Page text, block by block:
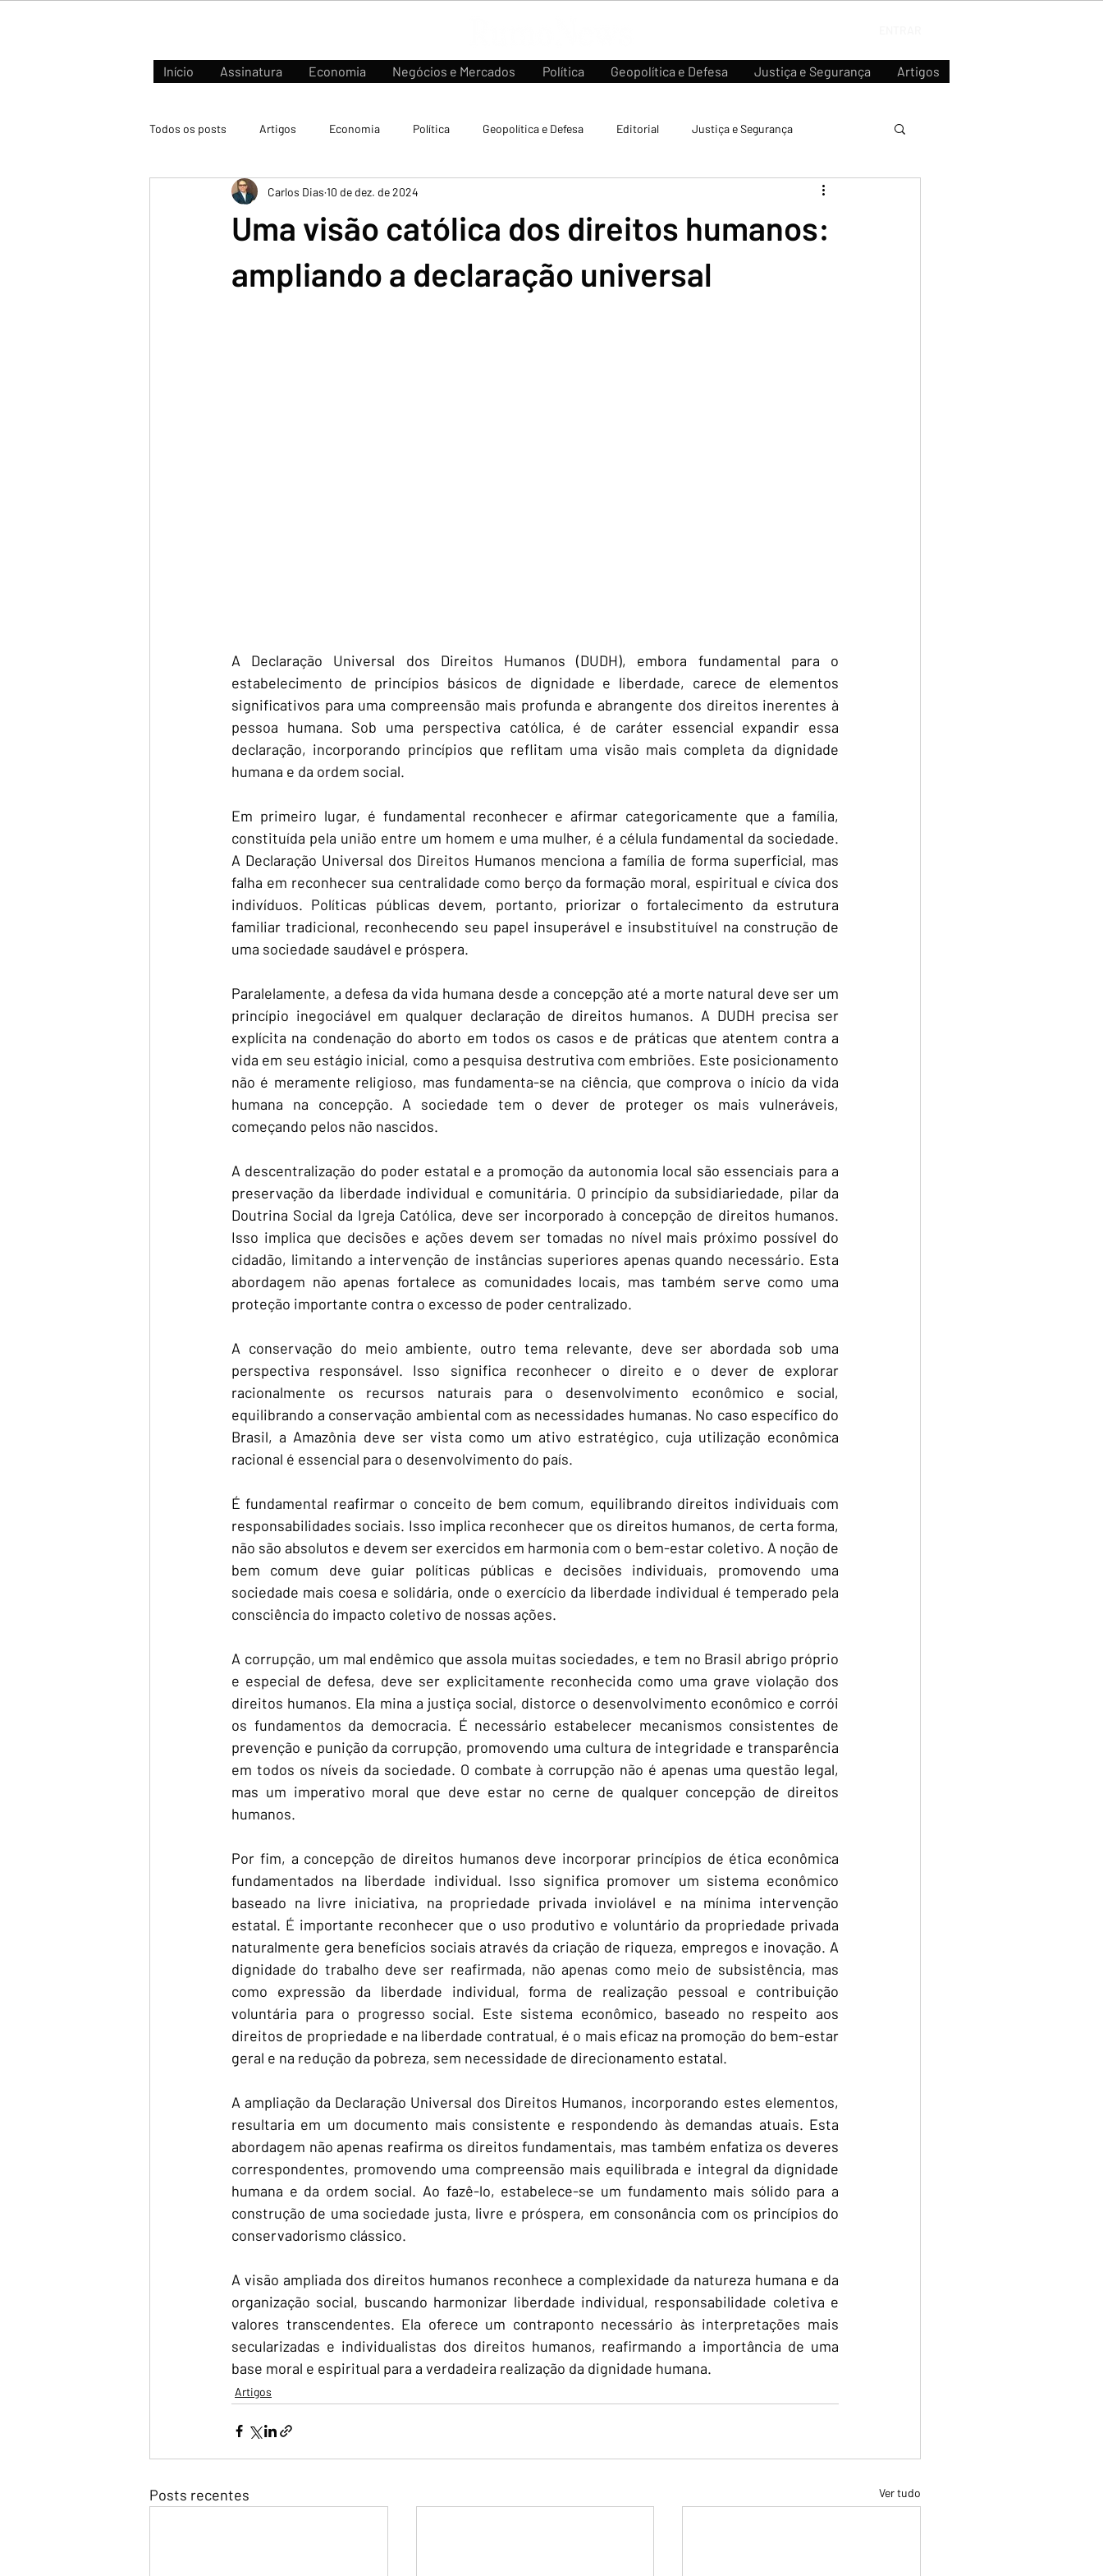
Início Assinatura Economia Negócios e Mercados Política Geopolítica e Defesa Justiça e Segurança Artigos
Todos os posts Artigos Economia Política Geopolítica e Defesa Editorial Justiça e Segurança
Negócios e Mercados
Uma visão católica dos direitos humanos:
ampliando a declaração universal
Carlos Dias 10 de dez. de 2024
A Declaração Universal dos Direitos Humanos (DUDH), embora fundamental para o
estabelecimento de princípios básicos de dignidade e liberdade, carece de elementos
significativos para uma compreensão mais profunda e abrangente dos direitos inerentes à
pessoa humana. Sob uma perspectiva católica, é de caráter essencial expandir essa
declaração, incorporando princípios que reflitam uma visão mais completa da dignidade
humana e da ordem social.
Em primeiro lugar, é fundamental reconhecer e afirmar categoricamente que a família,
constituída pela união entre um homem e uma mulher, é a célula fundamental da sociedade.
A Declaração Universal dos Direitos Humanos menciona a família de forma superficial, mas
falha em reconhecer sua centralidade como berço da formação moral, espiritual e cívica dos
indivíduos. Políticas públicas devem, portanto, priorizar o fortalecimento da estrutura
familiar tradicional, reconhecendo seu papel insuperável e insubstituível na construção de
uma sociedade saudável e próspera.
Paralelamente, a defesa da vida humana desde a concepção até a morte natural deve ser um
princípio inegociável em qualquer declaração de direitos humanos. A DUDH precisa ser
explícita na condenação do aborto em todos os casos e de práticas que atentem contra a
vida em seu estágio inicial, como a pesquisa destrutiva com embriões. Este posicionamento
não é meramente religioso, mas fundamenta-se na ciência, que comprova o início da vida
humana na concepção. A sociedade tem o dever de proteger os mais vulneráveis,
começando pelos não nascidos.
A descentralização do poder estatal e a promoção da autonomia local são essenciais para a
preservação da liberdade individual e comunitária. O princípio da subsidiariedade, pilar da
Doutrina Social da Igreja Católica, deve ser incorporado à concepção de direitos humanos.
Isso implica que decisões e ações devem ser tomadas no nível mais próximo possível do
cidadão, limitando a intervenção de instâncias superiores apenas quando necessário. Esta
abordagem não apenas fortalece as comunidades locais, mas também serve como uma
proteção importante contra o excesso de poder centralizado.
A conservação do meio ambiente, outro tema relevante, deve ser abordada sob uma
perspectiva responsável. Isso significa reconhecer o direito e o dever de explorar
racionalmente os recursos naturais para o desenvolvimento econômico e social,
equilibrando a conservação ambiental com as necessidades humanas. No caso específico do
Brasil, a Amazônia deve ser vista como um ativo estratégico, cuja utilização econômica
racional é essencial para o desenvolvimento do país.
É fundamental reafirmar o conceito de bem comum, equilibrando direitos individuais com
responsabilidades sociais. Isso implica reconhecer que os direitos humanos, de certa forma,
não são absolutos e devem ser exercidos em harmonia com o bem-estar coletivo. A noção de
bem comum deve guiar políticas públicas e decisões individuais, promovendo uma
sociedade mais coesa e solidária, onde o exercício da liberdade individual é temperado pela
consciência do impacto coletivo de nossas ações.
A corrupção, um mal endêmico que assola muitas sociedades, e tem no Brasil abrigo próprio
e especial de defesa, deve ser explicitamente reconhecida como uma grave violação dos
direitos humanos. Ela mina a justiça social, distorce o desenvolvimento econômico e corrói
os fundamentos da democracia. É necessário estabelecer mecanismos consistentes de
prevenção e punição da corrupção, promovendo uma cultura de integridade e transparência
em todos os níveis da sociedade. O combate à corrupção não é apenas uma questão legal,
mas um imperativo moral que deve estar no cerne de qualquer concepção de direitos
humanos.
Por fim, a concepção de direitos humanos deve incorporar princípios de ética econômica
fundamentados na liberdade individual. Isso significa promover um sistema econômico
baseado na livre iniciativa, na propriedade privada inviolável e na mínima intervenção
estatal. É importante reconhecer que o uso produtivo e voluntário da propriedade privada
naturalmente gera benefícios sociais através da criação de riqueza, empregos e inovação. A
dignidade do trabalho deve ser reafirmada, não apenas como meio de subsistência, mas
como expressão da liberdade individual, forma de realização pessoal e contribuição
voluntária para o progresso social. Este sistema econômico, baseado no respeito aos
direitos de propriedade e na liberdade contratual, é o mais eficaz na promoção do bem-estar
geral e na redução da pobreza, sem necessidade de direcionamento estatal.
A ampliação da Declaração Universal dos Direitos Humanos, incorporando estes elementos,
resultaria em um documento mais consistente e respondendo às demandas atuais. Esta
abordagem não apenas reafirma os direitos fundamentais, mas também enfatiza os deveres
correspondentes, promovendo uma compreensão mais equilibrada e integral da dignidade
humana e da ordem social. Ao fazê-lo, estabelece-se um fundamento mais sólido para a
construção de uma sociedade justa, livre e próspera, em consonância com os princípios do
conservadorismo clássico.
A visão ampliada dos direitos humanos reconhece a complexidade da natureza humana e da
organização social, buscando harmonizar liberdade individual, responsabilidade coletiva e
valores transcendentes. Ela oferece um contraponto necessário às interpretações mais
secularizadas e individualistas dos direitos humanos, reafirmando a importância de uma
base moral e espiritual para a verdadeira realização da dignidade humana.
Artigos
Posts recentes Ver tudo